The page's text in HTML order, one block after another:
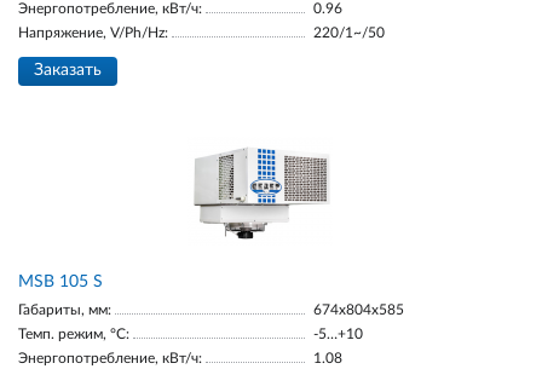
Энергопотребление, кВт/ч:
0.96
Напряжение, V/Ph/Hz:
220/1~/50
Заказать
MSB 105 S
Габариты, мм:
674х804х585
Темп. режим, °С:
-5…+10
Энергопотребление, кВт/ч:
1.08